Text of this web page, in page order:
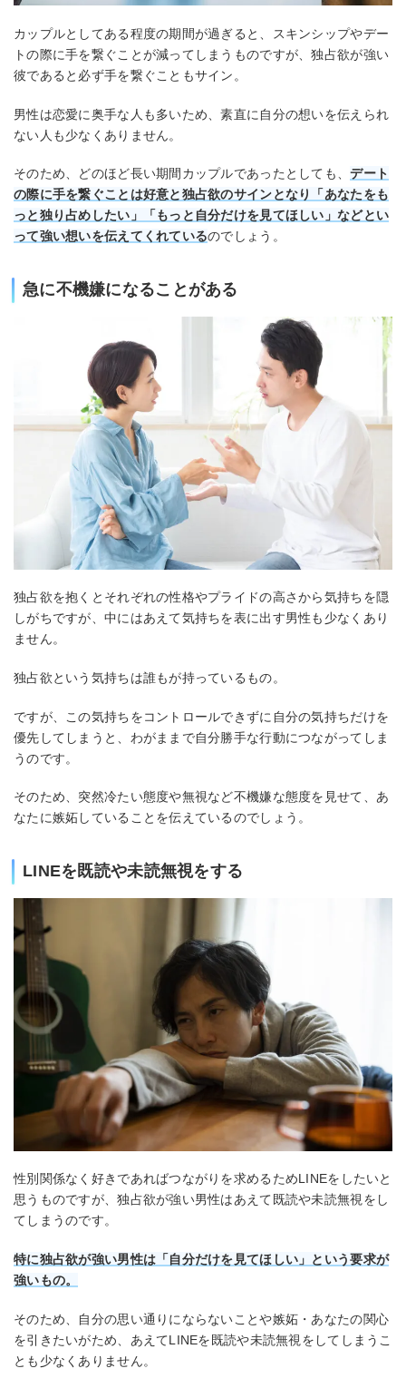
カップルとしてある程度の期間が過ぎると、スキンシップやデー
トの際に手を繋ぐことが減ってしまうものですが、独占欲が強い
彼であると必ず手を繋ぐこともサイン。
男性は恋愛に奥手な人も多いため、素直に自分の想いを伝えられ
ない人も少なくありません。
そのため、どのほど長い期間カップルであったとしても、デート
の際に手を繋ぐことは好意と独占欲のサインとなり「あなたをも
っと独り占めしたい」「もっと自分だけを見てほしい」などとい
って強い想いを伝えてくれているのでしょう。
急に不機嫌になることがある
独占欲を抱くとそれぞれの性格やプライドの高さから気持ちを隠
しがちですが、中にはあえて気持ちを表に出す男性も少なくあり
ません。
独占欲という気持ちは誰もが持っているもの。
ですが、この気持ちをコントロールできずに自分の気持ちだけを
優先してしまうと、わがままで自分勝手な行動につながってしま
うのです。
そのため、突然冷たい態度や無視など不機嫌な態度を見せて、あ
なたに嫉妬していることを伝えているのでしょう。
LINEを既読や未読無視をする
性別関係なく好きであればつながりを求めるためLINEをしたいと
思うものですが、独占欲が強い男性はあえて既読や未読無視をし
てしまうのです。
特に独占欲が強い男性は「自分だけを見てほしい」という要求が
強いもの。
そのため、自分の思い通りにならないことや嫉妬・あなたの関心
を引きたいがため、あえてLINEを既読や未読無視をしてしまうこ
とも少なくありません。